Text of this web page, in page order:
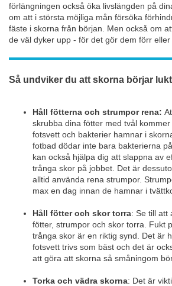
förlängningen också öka livslängden på
om att i största möjliga mån försöka
fäste i skorna från början. Men också om
de väl dyker upp - för det gör dem förr eller
Så undviker du att skorna börjar
Håll fötterna och strumpor rena:
skrubba dina fötter med tvål
fotsvett och bakterier hamnar i
fotbad dödar inte bara bakterierna
kan också hjälpa dig att slappna av
trånga skor på jobbet. Det är
alltid använda rena strumpor.
max en dag innan de hamnar i
Håll fötter och skor torra: Se till att
fötter, strumpor och skor torra. Fukt
trånga skor är en riktig synd. Det är
fotsvett trivs som bäst och det är
att göra att skorna så småningom
Torka och vädra skorna: Det är